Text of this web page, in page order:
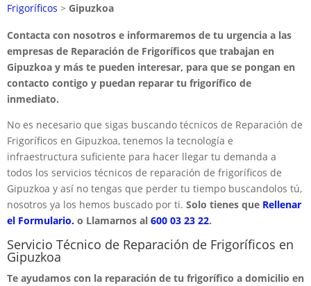
Frigoríficos > Gipuzkoa
Contacta con nosotros e informaremos de tu urgencia a las
empresas de Reparación de Frigoríficos que trabajan en
Gipuzkoa y más te pueden interesar, para que se pongan en
contacto contigo y puedan reparar tu frigorífico de
inmediato.
No es necesario que sigas buscando técnicos de Reparación de
Frigoríficos en Gipuzkoa, tenemos la tecnología e
infraestructura suficiente para hacer llegar tu demanda a
todos los servicios técnicos de reparación de frigoríficos de
Gipuzkoa y así no tengas que perder tu tiempo buscandolos tú,
nosotros ya los hemos buscado por ti. Solo tienes que Rellenar
el Formulario. o Llamarnos al 600 03 23 22.
Servicio Técnico de Reparación de Frigoríficos en
Gipuzkoa
Te ayudamos con la reparación de tu frigorífico a domicilio en